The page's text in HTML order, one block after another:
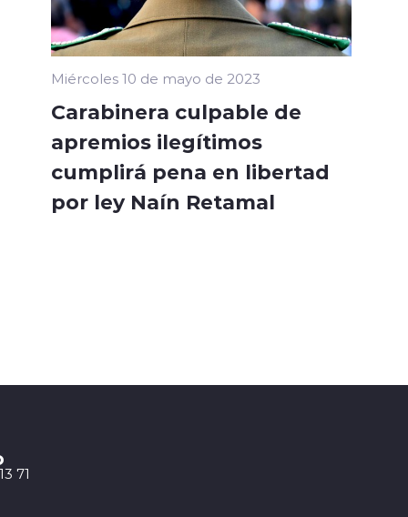
Miércoles 10 de mayo de 2023
Carabinera culpable de
apremios ilegítimos
cumplirá pena en libertad
por ley Naín Retamal
71